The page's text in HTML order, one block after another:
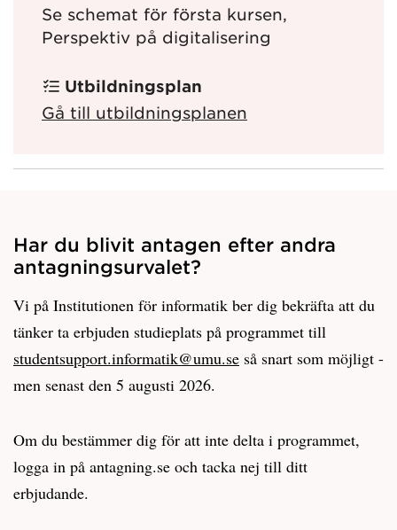
Se schemat för första kursen,
Perspektiv på digitalisering
Utbildningsplan
Gå till utbildningsplanen
Har du blivit antagen efter andra
antagningsurvalet?
Vi på Institutionen för informatik ber dig bekräfta att du
tänker ta erbjuden studieplats på programmet till
studentsupport.informatik@umu.se så snart som möjligt -
men senast den 5 augusti 2026.
Om du bestämmer dig för att inte delta i programmet,
logga in på antagning.se och tacka nej till ditt
erbjudande.